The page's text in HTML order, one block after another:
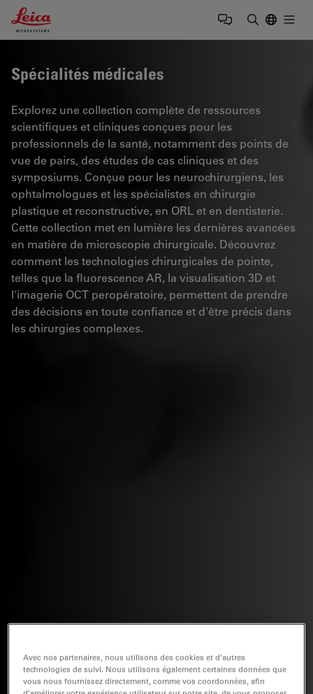
Leica Microsystems Logo
Spécialités médicales
Explorez une collection complète de ressources
scientifiques et cliniques conçues pour les
professionnels de la santé, notamment des points de
vue de pairs, des études de cas cliniques et des
symposiums. Conçue pour les neurochirurgiens, les
ophtalmologues et les spécialistes en chirurgie
plastique et reconstructive, en ORL et en dentisterie.
Cette collection met en lumière les dernières avancées
en matière de microscopie chirurgicale. Découvrez
comment les technologies chirurgicales de pointe,
telles que la fluorescence AR, la visualisation 3D et
l'imagerie OCT peropératoire, permettent de prendre
des décisions en toute confiance et d'être précis dans
les chirurgies complexes.
Avec nos partenaires, nous utilisons des cookies et d’autres
technologies de suivi. Nous utilisons également certaines données que
vous nous fournissez directement, comme vos coordonnées, afin